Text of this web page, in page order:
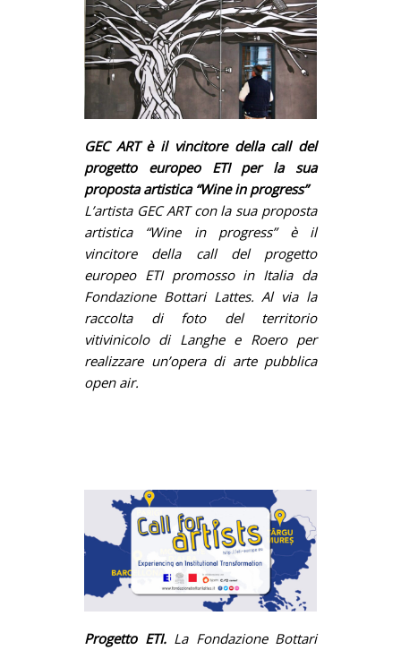
GEC ART è il vincitore della call del
progetto europeo ETI per la sua
proposta artistica “Wine in progress”
L’artista GEC ART con la sua proposta
artistica “Wine in progress” è il
vincitore della call del progetto
europeo ETI promosso in Italia da
Fondazione Bottari Lattes. Al via la
raccolta di foto del territorio
vitivinicolo di Langhe e Roero per
realizzare un’opera di arte pubblica
open air.
Progetto ETI. La Fondazione Bottari